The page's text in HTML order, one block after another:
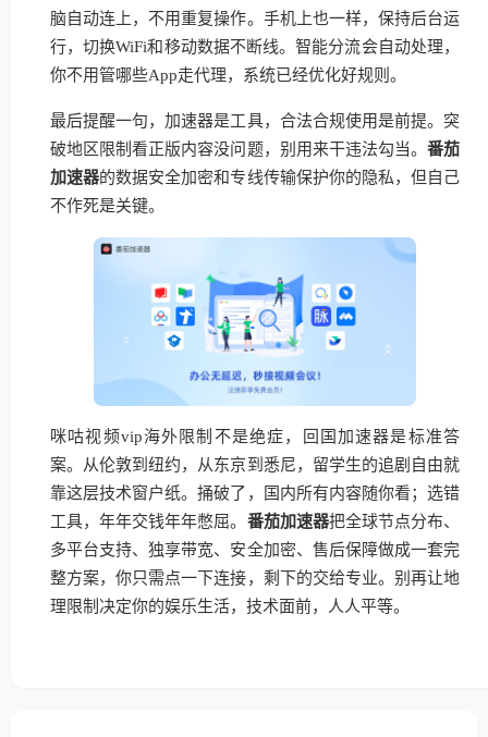
脑自动连上，不用重复操作。手机上也一样，保持后台运
行，切换WiFi和移动数据不断线。智能分流会自动处理，
你不用管哪些App走代理，系统已经优化好规则。
最后提醒一句，加速器是工具，合法合规使用是前提。突
破地区限制看正版内容没问题，别用来干违法勾当。 番茄
加速器的数据安全加密和专线传输保护你的隐私，但自己
不作死是关键。
咪咕视频vip海外限制不是绝症，回国加速器是标准答
案。从伦敦到纽约，从东京到悉尼，留学生的追剧自由就
靠这层技术窗户纸。捅破了，国内所有内容随你看；选错
工具，年年交钱年年憋屈。 番茄加速器把全球节点分布、
多平台支持、独享带宽、安全加密、售后保障做成一套完
整方案，你只需点一下连接，剩下的交给专业。别再让地
理限制决定你的娱乐生活，技术面前，人人平等。